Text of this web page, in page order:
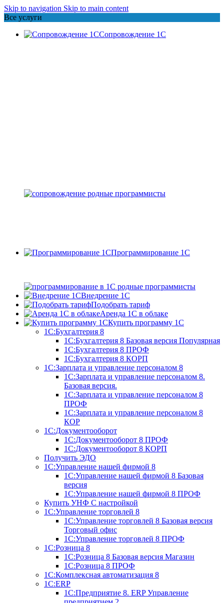
Skip to navigation Skip to main content
Все услуги
Сопровождение 1С
Программирование 1С
Внедрение 1С
Подобрать тариф
Аренда 1С в облаке
Купить программу 1С
1С:Бухгалтерия 8
1С:Бухгалтерия 8 Базовая версия Популярная
1С:Бухгалтерия 8 ПРОФ
1С:Бухгалтерия 8 КОРП
1С:Зарплата и управление персоналом 8
1С:Зарплата и управление персоналом 8.
Базовая версия.
1С:Зарплата и управление персоналом 8
ПРОФ
1С:Зарплата и управление персоналом 8
КОР
1С:Документооборот
1С:Документооборот 8 ПРОФ
1С:Документооборот 8 КОРП
Получить ЭДО
1С:Управление нашей фирмой 8
1С:Управление нашей фирмой 8 Базовая
версия
1С:Управление нашей фирмой 8 ПРОФ
Купить УНФ С настройкой
1С:Управление торговлей 8
1С:Управление торговлей 8 Базовая версия
Торговый офис
1С:Управление торговлей 8 ПРОФ
1С:Розница 8
1С:Розница 8 Базовая версия Магазин
1С:Розница 8 ПРОФ
1С:Комплексная автоматизация 8
1С:ERP
1С:Предприятие 8. ERP Управление